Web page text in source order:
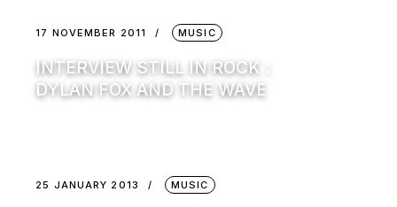
17 NOVEMBER 2011 MUSIC
INTERVIEW STILL IN ROCK :
DYLAN FOX AND THE WAVE
25 JANUARY 2013 MUSIC